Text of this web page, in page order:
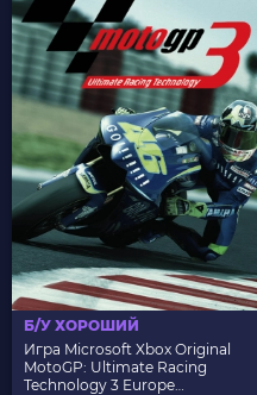
Б/У ХОРОШИЙ
Игра Microsoft Xbox Original
MotoGP: Ultimate Racing
Technology 3 Europe